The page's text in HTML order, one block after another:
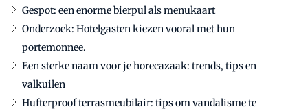
Gespot: een enorme bierpul als menukaart
Onderzoek: Hotelgasten kiezen vooral met hun
portemonnee.
Een sterke naam voor je horecazaak: trends, tips en
valkuilen
Hufterproof terrasmeubilair: tips om vandalisme te